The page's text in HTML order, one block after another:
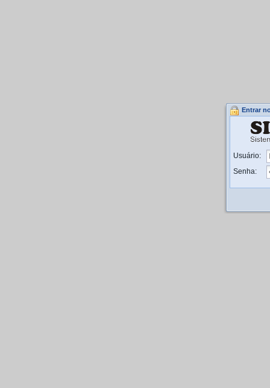
Entrar
Usuário:
Senha: